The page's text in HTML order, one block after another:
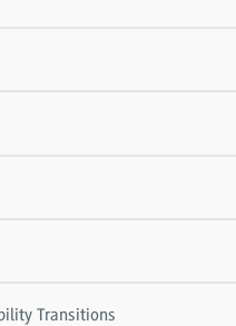
Transitions